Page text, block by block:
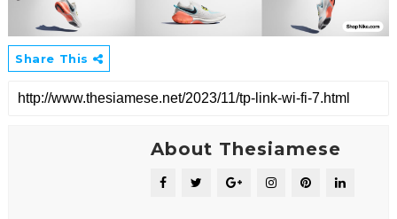
Share This
About Thesiamese